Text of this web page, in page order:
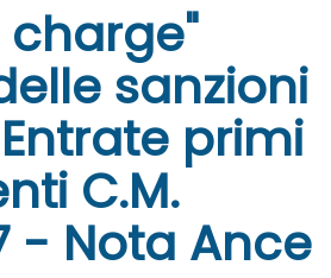
charge"
sanzioni
primi
C.M.
- Nota Ance